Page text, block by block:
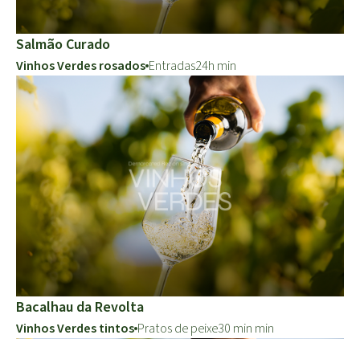
Salmão Curado
Vinhos Verdes rosados Entradas24h min
Bacalhau da Revolta
Vinhos Verdes tintos Pratos de peixe30 min min